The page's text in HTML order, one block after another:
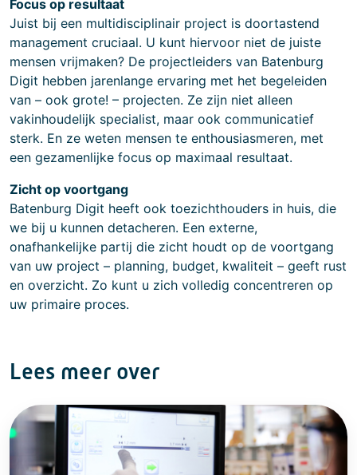
Focus op resultaat
Juist bij een multidisciplinair project is doortastend
management cruciaal. U kunt hiervoor niet de juiste
mensen vrijmaken? De projectleiders van Batenburg
Digit hebben jarenlange ervaring met het begeleiden
van – ook grote! – projecten. Ze zijn niet alleen
vakinhoudelijk specialist, maar ook communicatief
sterk. En ze weten mensen te enthousiasmeren, met
een gezamenlijke focus op maximaal resultaat.
Zicht op voortgang
Batenburg Digit heeft ook toezichthouders in huis, die
we bij u kunnen detacheren. Een externe,
onafhankelijke partij die zicht houdt op de voortgang
van uw project – planning, budget, kwaliteit – geeft rust
en overzicht. Zo kunt u zich volledig concentreren op
uw primaire proces.
Lees meer over